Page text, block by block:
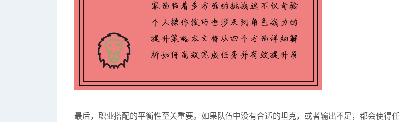
最后，职业搭配的平衡性至关重要。如果队伍中没有合适的坦克，或者输出不足，都会使得任